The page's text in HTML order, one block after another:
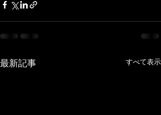
最新記事 すべて表示